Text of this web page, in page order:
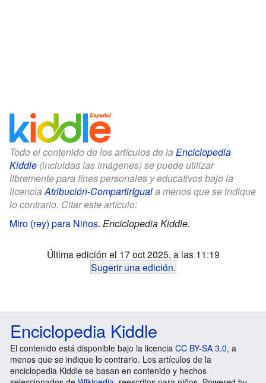
Todo el contenido de los artículos de la Enciclopedia
Kiddle (incluidas las imágenes) se puede utilizar
libremente para fines personales y educativos bajo la
licenciaAtribución-CompartirIguala menos que se indique
lo contrario. Citar este artículo:
Miro (rey) para Niños. Enciclopedia Kiddle.
Última edición el 17 oct 2025, a las 11:19
Sugerir una edición.
Enciclopedia Kiddle
El contenido está disponible bajo la licencia CC BY-SA 3.0, a
menos que se indique lo contrario. Los artículos de la
enciclopedia Kiddle se basan en contenido y hechos